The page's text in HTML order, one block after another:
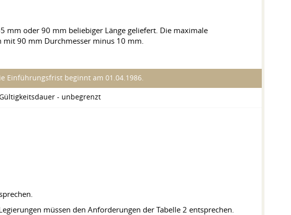
mm oder 90 mm beliebiger Länge geliefert. Die maximale
mit 90 mm Durchmesser minus 10 mm.
Einführungsfrist beginnt am 01.04.1986.
- unbegrenzt
müssen den Anforderungen der Tabelle 2 entsprechen.